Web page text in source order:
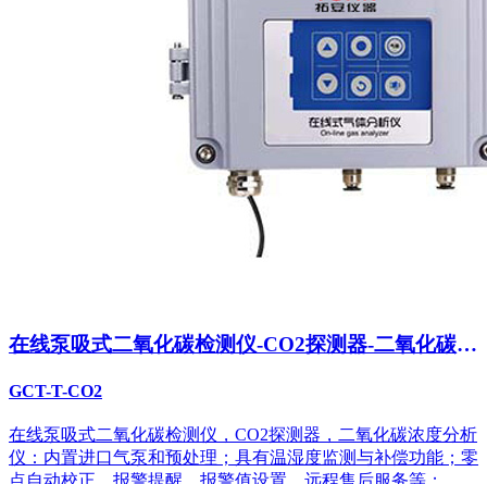
在线泵吸式二氧化碳检测仪-CO2探测器-二氧化碳浓
GCT-T-CO2
在线泵吸式二氧化碳检测仪，CO2探测器，二氧化碳浓度分析
仪：内置进口气泵和预处理；具有温湿度监测与补偿功能；零